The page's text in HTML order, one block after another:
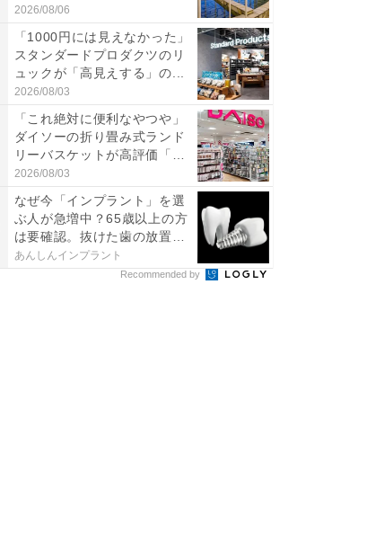
帰...
2026/08/06
「1000円には見えなかった」
スタンダードプロダクツのリ
ュックが「高見えする」の...
2026/08/03
「これ絶対に便利なやつや」
ダイソーの折り畳み式ランド
リーバスケットが高評価「使
わ...
2026/08/03
なぜ今「インプラント」を選
ぶ人が急増中？65歳以上の方
は要確認。抜けた歯の放置
は...
あんしんインプラント
Recommended by